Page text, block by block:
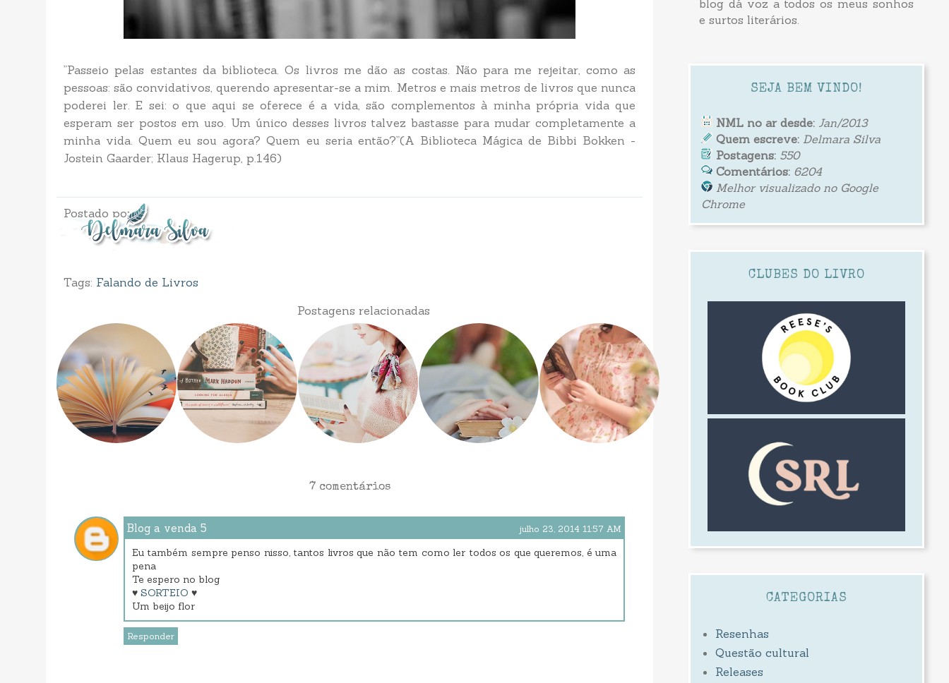
‎”Passeio pelas estantes da biblioteca. Os livros me dão as costas. Não para me rejeitar, como as
pessoas: são convidativos, querendo apresentar-se a mim. Metros e mais metros de livros que nunca
poderei ler. E sei: o que aqui se oferece é a vida, são complementos à minha própria vida que
esperam ser postos em uso. Um único desses livros talvez bastasse para mudar completamente a
minha vida. Quem eu sou agora? Quem eu seria então?”(A Biblioteca Mágica de Bibbi Bokken -
Jostein Gaarder; Klaus Hagerup, p.146)
Postado por
Tags: Falando de Livros
Postagens relacionadas
7 comentários
Blog a venda 5 julho 23, 2014 11:57 AM
Eu também sempre penso nisso, tantos livros que não tem como ler todos os que queremos, é uma
pena
Te espero no blog
♥ SORTEIO ♥
Um beijo flor
Responder
blog dá voz a todos os meus sonhos
e surtos literários.
SEJA BEM VINDO!
NML no ar desde: Jan/2013
Quem escreve: Delmara Silva
Postagens: 550
Comentários: 6204
Melhor visualizado no Google
Chrome
CLUBES DO LIVRO
CATEGORIAS
Resenhas
Questão cultural
Releases